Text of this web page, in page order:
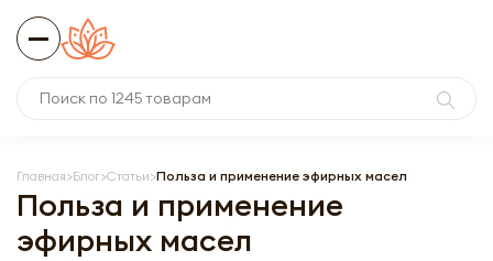
Главная Блог Статьи Польза и применение эфирных масел
Польза и применение
эфирных масел